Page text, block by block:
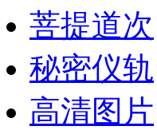
菩提道次
秘密仪轨
高清图片